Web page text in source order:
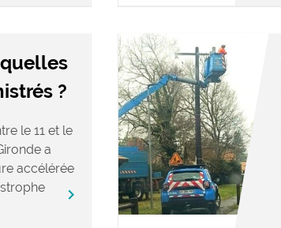
?
le 11 et le
a
accélérée
keyboard_arrow_right